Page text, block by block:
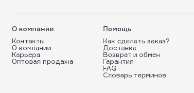
О компании
Контакты
О компании
Карьера
Оптовая продажа
Помощь
Как сделать заказ?
Доставка
Возврат и обмен
Гарантия
FAQ
Словарь терминов